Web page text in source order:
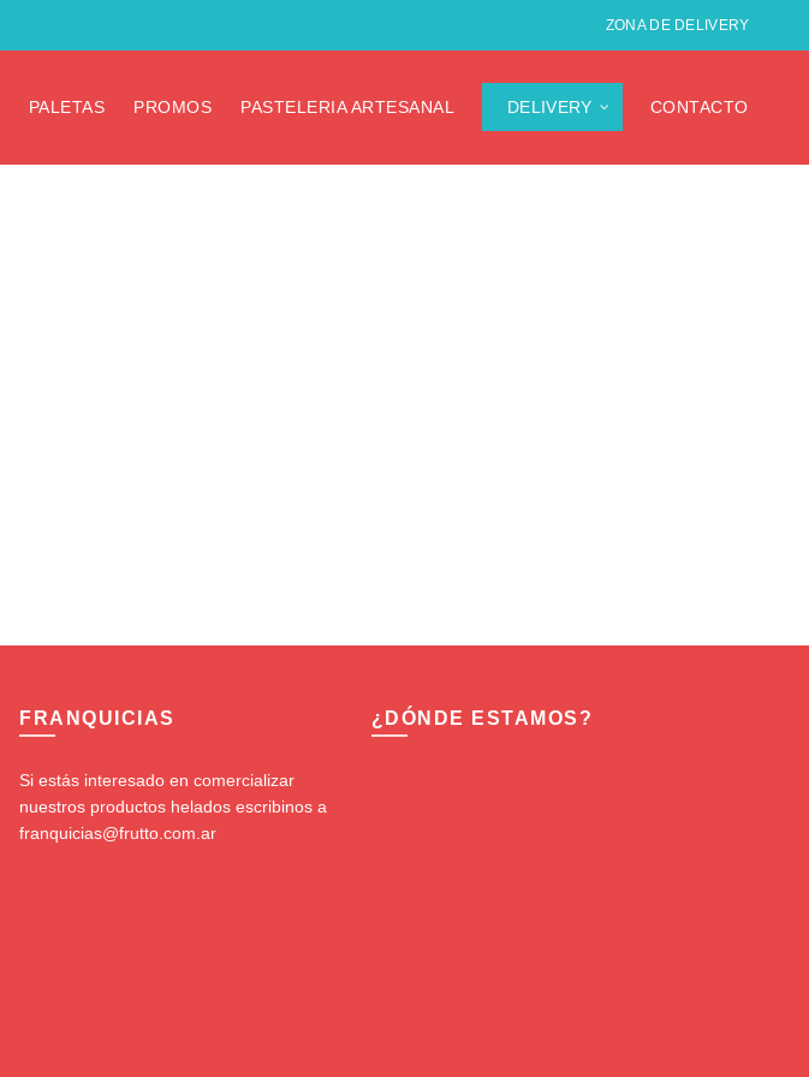
ZONA DE DELIVERY
PALETAS PROMOS PASTELERIA ARTESANAL DELIVERY CONTACTO
FRANQUICIAS
Si estás interesado en comercializar
nuestros productos helados escribinos a
franquicias@frutto.com.ar
¿DÓNDE ESTAMOS?